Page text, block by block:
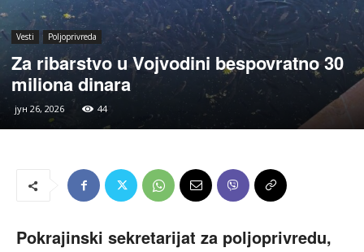
Vesti Poljoprivreda
Za ribarstvo u Vojvodini bespovratno 30
miliona dinara
јун 26, 2026 44
Pokrajinski sekretarijat za poljoprivredu,